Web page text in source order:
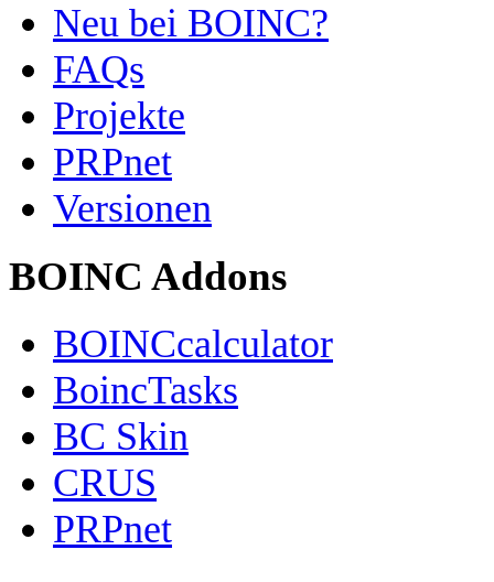
Neu bei BOINC?
FAQs
Projekte
PRPnet
Versionen
BOINC Addons
BOINCcalculator
BoincTasks
BC Skin
CRUS
PRPnet